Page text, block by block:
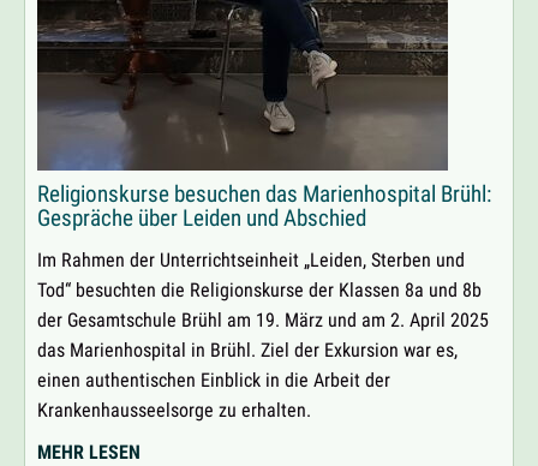
RELIGION
Religionskurse besuchen das Marienhospital Brühl:
Gespräche über Leiden und Abschied
Im Rahmen der Unterrichtseinheit „Leiden, Sterben und
Tod“ besuchten die Religionskurse der Klassen 8a und 8b
der Gesamtschule Brühl am 19. März und am 2. April 2025
das Marienhospital in Brühl. Ziel der Exkursion war es,
einen authentischen Einblick in die Arbeit der
Krankenhausseelsorge zu erhalten.
MEHR LESEN